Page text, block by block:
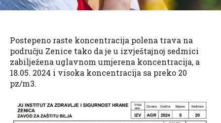
Postepeno raste koncentracija polena trava na
području Zenice tako da je u izvještajnoj sedmici
zabilježena uglavnom umjerena koncentracija, a
18.05. 2024 i visoka koncentracija sa preko 20
pz/m3.